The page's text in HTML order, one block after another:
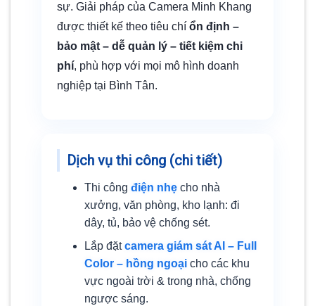
sự. Giải pháp của Camera Minh Khang
được thiết kế theo tiêu chí ổn định –
bảo mật – dễ quản lý – tiết kiệm chi
phí, phù hợp với mọi mô hình doanh
nghiệp tại Bình Tân.
Dịch vụ thi công (chi tiết)
Thi công điện nhẹcho nhà
xưởng, văn phòng, kho lạnh: đi
dây, tủ, bảo vệ chống sét.
Lắp đặtcamera giám sát AI – Full
Color – hồng ngoạicho các khu
vực ngoài trời & trong nhà, chống
ngược sáng.